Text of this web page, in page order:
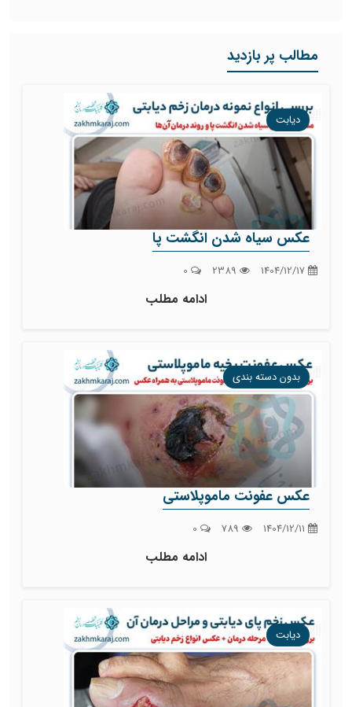
مطالب پر بازدید
دیابت
عکس سیاه شدن انگشت پا
ادامه مطلب
بدون دسته بندی
عکس عفونت ماموپلاستی
ادامه مطلب
دیابت